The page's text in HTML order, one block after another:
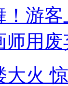
游客
用
大火